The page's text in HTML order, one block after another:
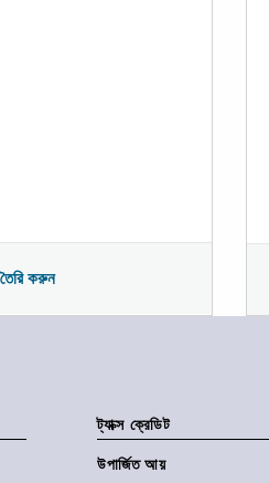
করুন
ট্যাক্স ক্রেডিট
উপার্জিত আয়